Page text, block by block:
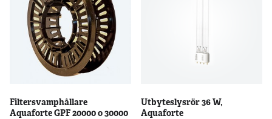
Filtersvamphållare
Aquaforte GPF 20000 o 30000
Utbyteslysrör 36 W,
Aquaforte